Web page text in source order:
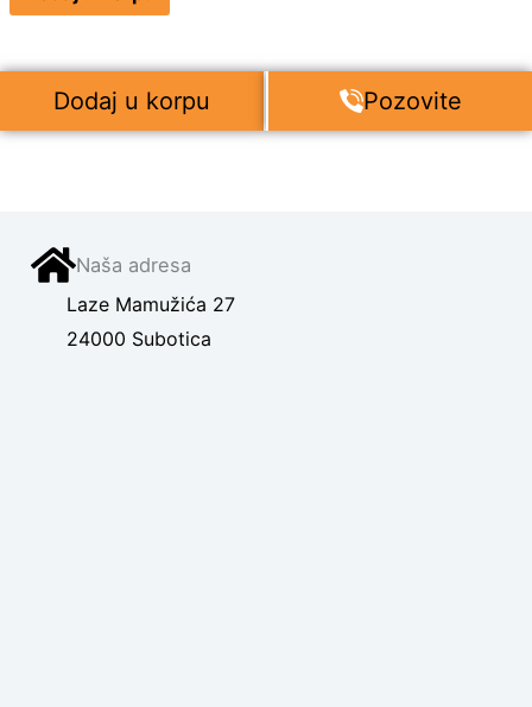
Dodaj u korpu Pozovite
Naša adresa
Laze Mamužića 27
24000 Subotica